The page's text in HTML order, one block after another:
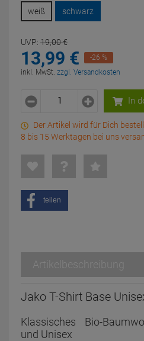
weiß
schwarz
UVP: 19,00€
13,99 €
-26 %
inkl. MwSt. zzgl. Versandkosten
In
Der Artikel wird für Dich
8 bis 15 Werktagen bei uns
teilen
Artikelbeschreibung
Jako T-Shirt Base
Klassisches Bio-
und Unisex